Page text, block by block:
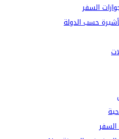
السفر
حسب الدولة
السفر